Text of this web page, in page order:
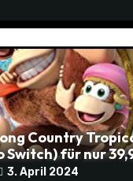
Country
Switch) für nur
im Vergleich zum
3. April 2024